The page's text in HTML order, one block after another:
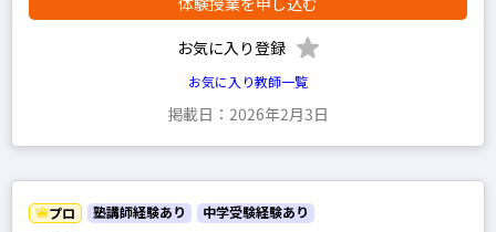
お気に入り登録
お気に入り教師一覧
掲載日：2026年2月3日
プロ 塾講師経験あり 中学受験経験あり